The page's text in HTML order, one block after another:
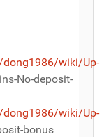
dong1986/wiki/Up-
No-deposit-
dong1986/wiki/Up-
bonus